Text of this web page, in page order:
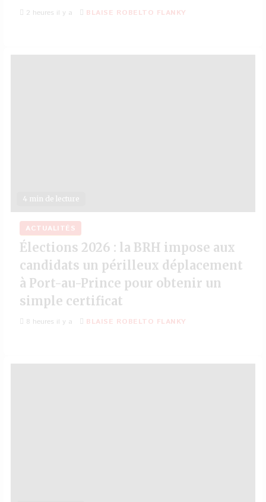
2 heures il y a BLAISE ROBELTO FLANKY
4 min de lecture
ACTUALITÉS
Élections 2026 : la BRH impose aux
candidats un périlleux déplacement
à Port-au-Prince pour obtenir un
simple certificat
8 heures il y a BLAISE ROBELTO FLANKY